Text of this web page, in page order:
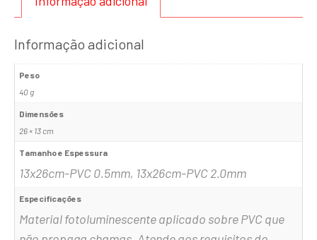
Informação adicional
Peso
40 g
Dimensões
26 × 13 cm
Tamanho e Espessura
13x26cm-PVC 0.5mm, 13x26cm-PVC 2.0mm
Especificações
Material fotoluminescente aplicado sobre PVC que